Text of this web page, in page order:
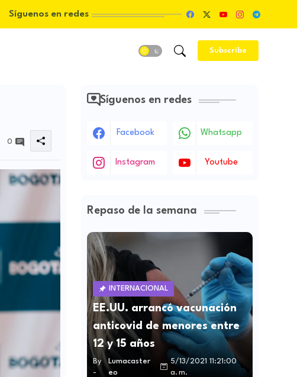
Síguenos en redes
Subscribe
0
Síguenos en redes
Facebook Whatsapp
Instagram Youtube
Repaso de la semana
INTERNACIONAL
EE.UU. arrancó vacunación
anticovid de menores entre
12 y 15 años
By
-
Lumacaster
eo
5/13/2021 11:21:00
a. m.